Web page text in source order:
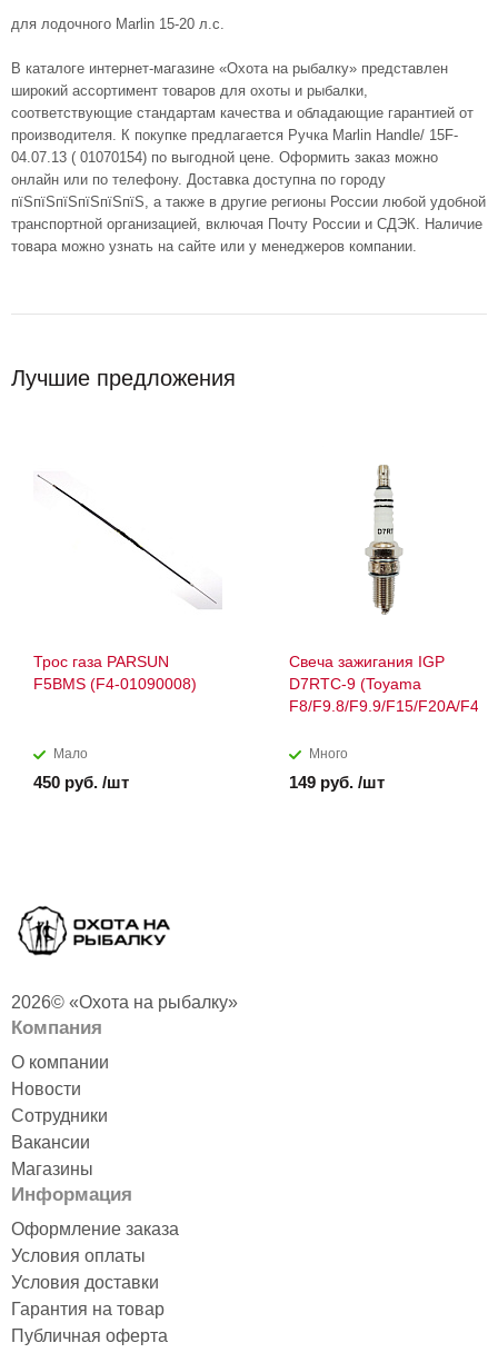
для лодочного Marlin 15-20 л.с.
В каталоге интернет-магазине «Охота на рыбалку» представлен
широкий ассортимент товаров для охоты и рыбалки,
соответствующие стандартам качества и обладающие гарантией от
производителя. К покупке предлагается Ручка Marlin Handle/ 15F-
04.07.13 ( 01070154) по выгодной цене. Оформить заказ можно
онлайн или по телефону. Доставка доступна по городу
пїЅпїЅпїЅпїЅпїЅпїЅ, а также в другие регионы России любой удобной
транспортной организацией, включая Почту России и СДЭК. Наличие
товара можно узнать на сайте или у менеджеров компании.
Лучшие предложения
Трос газа PARSUN
F5BMS (F4-01090008)
Мало
450 руб. /шт
Свеча зажигания IGP
D7RTC-9 (Toyama
F8/F9.8/F9.9/F15/F20A/F40/
Много
149 руб. /шт
2026© «Охота на рыбалку»
Компания
О компании
Новости
Сотрудники
Вакансии
Магазины
Информация
Оформление заказа
Условия оплаты
Условия доставки
Гарантия на товар
Публичная оферта